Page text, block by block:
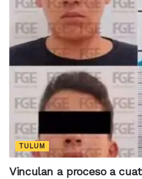
TULUM
Vinculan a proceso a